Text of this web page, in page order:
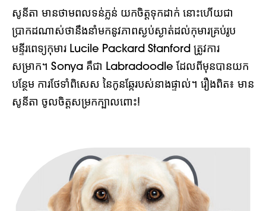
សូនីតា មានថាមពលទន់ភ្លន់ យកចិត្តទុកដាក់ នោះហើយជា
ប្រាកដណាស់ថានឹងនាំមកនូវភាពស្ងប់ស្ងាត់ដល់កុមារគ្រប់រូប
មន្ទីរពេទ្យកុមារ Lucile Packard Stanford ត្រូវការ
សម្រាក។ Sonya គឺជា Labradoodle ដែលពីមុនបានយក
បន្ថែម ការថែទាំពិសេស នៃកូនឆ្កែរបស់នាងផ្ទាល់។ រឿងពិត៖ មាន
សូនីតា ចូល​ចិត្ត​សម្រក​ក្បាលពោះ!